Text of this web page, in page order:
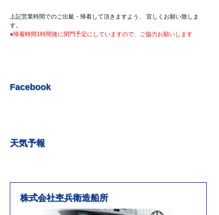
R5.7.3 釣果情報更新しました。
R5.5.20 釣果情報更新しました。
R5.3.25釣果情報更新しました。
R3/4/11釣果情報更新しました
上記営業時間でのご出艇・帰着して頂きますよう、 宜しくお願い致しま
す。
●帰着時間1時間後に閉門予定にしていますので、ご協力お願いします
Facebook
天気予報
株式会社杢兵衛造船所